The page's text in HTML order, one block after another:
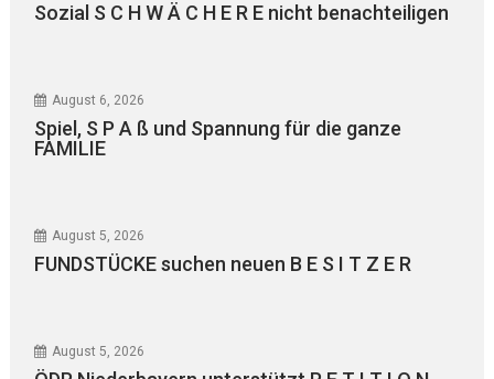
Sozial S C H W Ä C H E R E nicht benachteiligen
August 6, 2026
Spiel, S P A ß und Spannung für die ganze
FAMILIE
August 5, 2026
FUNDSTÜCKE suchen neuen B E S I T Z E R
August 5, 2026